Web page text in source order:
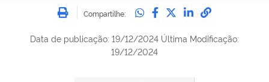
Imprimir
Compartilhe: Compartilhe no
Compartilhe no
Compartilhe no
Compartilhe
Data de publicação: 19/12/2024 Última Modificação:
19/12/2024